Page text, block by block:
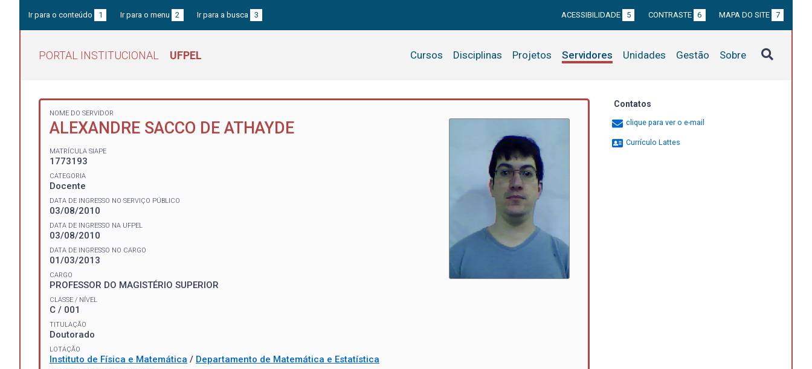
Ir para o conteúdo 1 Ir para o menu 2 Ir para a busca 3 ACESSIBILIDADE 5 CONTRASTE 6 MAPA DO SITE 7
PORTAL INSTITUCIONAL UFPEL Cursos Disciplinas Projetos Servidores Unidades Gestão Sobre
NOME DO SERVIDOR
ALEXANDRE SACCO DE ATHAYDE
MATRÍCULA SIAPE
1773193
CATEGORIA
Docente
DATA DE INGRESSO NO SERVIÇO PÚBLICO
03/08/2010
DATA DE INGRESSO NA UFPEL
03/08/2010
DATA DE INGRESSO NO CARGO
01/03/2013
CARGO
PROFESSOR DO MAGISTÉRIO SUPERIOR
CLASSE / NÍVEL
C / 001
TITULAÇÃO
Doutorado
LOTAÇÃO
Instituto de Física e Matemática / Departamento de Matemática e Estatística
Contatos
clique para ver o e-mail
Currículo Lattes